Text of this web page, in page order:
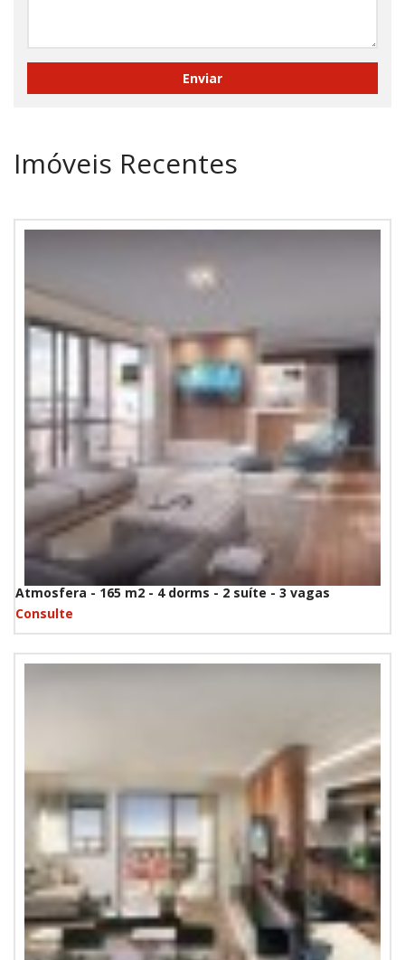
Imóveis Recentes
Atmosfera - 165 m2 - 4 dorms - 2 suíte - 3 vagas
Consulte